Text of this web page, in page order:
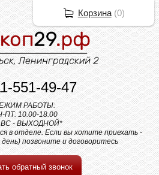
551-49-47
РАБОТЫ:
ПТ: 10.00-18.00
ВС - ВЫХОДНОЙ*
в отделе. Если вы хотите приехать -
позвоните и договоритесь
обратный звонок
Корзина(0)